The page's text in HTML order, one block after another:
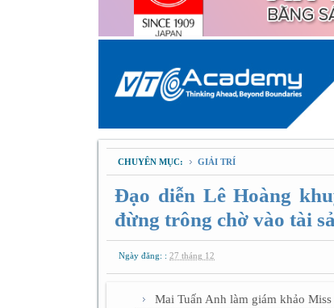
CHUYÊN MỤC: GIẢI TRÍ
Đạo diễn Lê Hoàng
đừng trông chờ vào tài
Ngày đăng: : 27 tháng 12
Mai Tuấn Anh làm giám khảo